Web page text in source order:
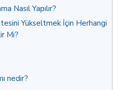
Nasıl Yapılır?
Yükseltmek İçin Herhangi
Mi?
nedir?